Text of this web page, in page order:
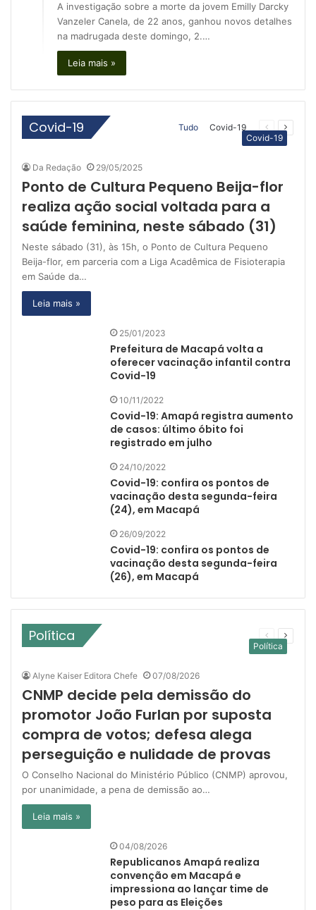
A investigação sobre a morte da jovem Emilly Darcky
Vanzeler Canela, de 22 anos, ganhou novos detalhes
na madrugada deste domingo, 2.…
Leia mais »
Covid-19 Tudo Covid-19
Página
anterior
Covid-19
Da Redação 29/05/2025
Ponto de Cultura Pequeno Beija-flor
realiza ação social voltada para a
saúde feminina, neste sábado (31)
Neste sábado (31), às 15h, o Ponto de Cultura Pequeno
Beija-flor, em parceria com a Liga Acadêmica de Fisioterapia
em Saúde da…
Leia mais »
25/01/2023
Prefeitura de Macapá volta a
oferecer vacinação infantil contra
Covid-19
10/11/2022
Covid-19: Amapá registra aumento
de casos: último óbito foi
registrado em julho
24/10/2022
Covid-19: confira os pontos de
vacinação desta segunda-feira
(24), em Macapá
26/09/2022
Covid-19: confira os pontos de
vacinação desta segunda-feira
(26), em Macapá
Política
Página
anterior
Política
Alyne Kaiser Editora Chefe 07/08/2026
CNMP decide pela demissão do
promotor João Furlan por suposta
compra de votos; defesa alega
perseguição e nulidade de provas
O Conselho Nacional do Ministério Público (CNMP) aprovou,
por unanimidade, a pena de demissão ao…
Leia mais »
04/08/2026
Republicanos Amapá realiza
convenção em Macapá e
impressiona ao lançar time de
peso para as Eleições